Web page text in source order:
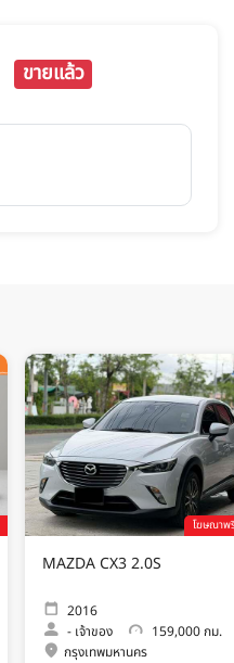
ขายแล้ว
โฆษณาพ
MAZDA CX3 2.0S
2016
- เจ้าของ
159,000 กม.
กรุงเทพมหานคร